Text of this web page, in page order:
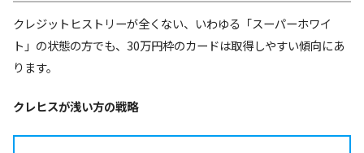
クレジットヒストリーが全くない、いわゆる「スーパーホワイ
ト」の状態の方でも、30万円枠のカードは取得しやすい傾向にあ
ります。
クレヒスが浅い方の戦略